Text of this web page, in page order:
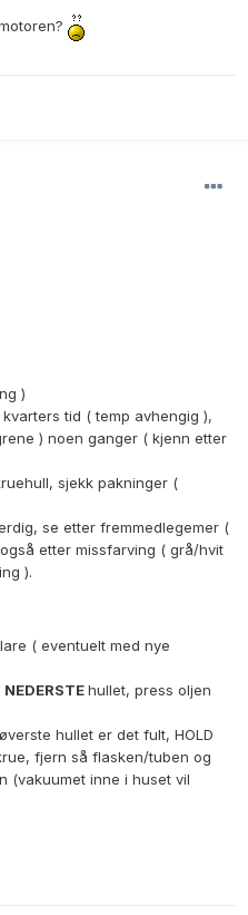
)
tid ( temp avhengig ),
) noen ganger ( kjenn etter
sjekk pakninger (
se etter fremmedlegemer (
etter missfarving ( grå/hvit
).
( eventuelt med nye
NEDERSTEhullet, press oljen
hullet er det fult, HOLD
fjern så flasken/tuben og
(vakuumet inne i huset vil